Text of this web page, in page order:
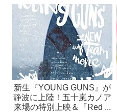
新生『YOUNG GUNS』が
静波に上陸！五十嵐カノア
来場の特別上映＆『Red ...